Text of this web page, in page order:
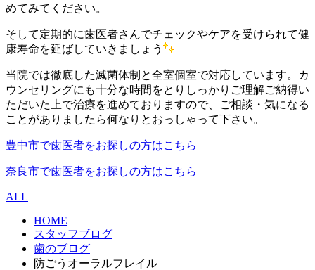
めてみてください。
そして定期的に歯医者さんでチェックやケアを受けられて健
康寿命を延ばしていきましょう
当院では徹底した滅菌体制と全室個室で対応しています。カ
ウンセリングにも十分な時間をとりしっかりご理解ご納得い
ただいた上で治療を進めておりますので、ご相談・気になる
ことがありましたら何なりとおっしゃって下さい。
豊中市で歯医者をお探しの方はこちら
奈良市で歯医者をお探しの方はこちら
ALL
HOME
スタッフブログ
歯のブログ
防ごうオーラルフレイル